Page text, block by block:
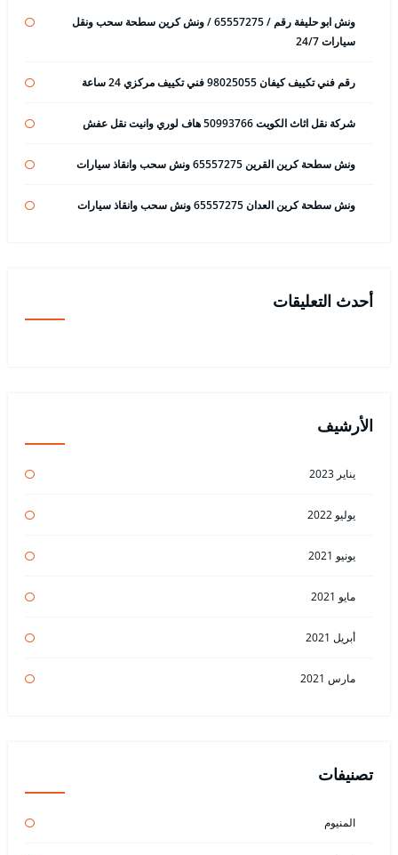
ونش ابو حليفة رقم / 65557275 / ونش كرين سطحة سحب ونقل
سيارات 24/7
رقم فني تكييف كيفان 98025055 فني تكييف مركزي 24 ساعة
شركة نقل اثاث الكويت 50993766 هاف لوري وانيت نقل عفش
ونش سطحة كرين القرين 65557275 ونش سحب وانقاذ سيارات
ونش سطحة كرين العدان 65557275 ونش سحب وانقاذ سيارات
أحدث التعليقات
الأرشيف
يناير 2023
يوليو 2022
يونيو 2021
مايو 2021
أبريل 2021
مارس 2021
تصنيفات
المنيوم